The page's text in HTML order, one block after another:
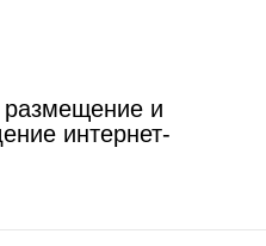
и
интернет-